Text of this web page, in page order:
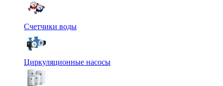
Счетчики воды
Циркуляционные насосы